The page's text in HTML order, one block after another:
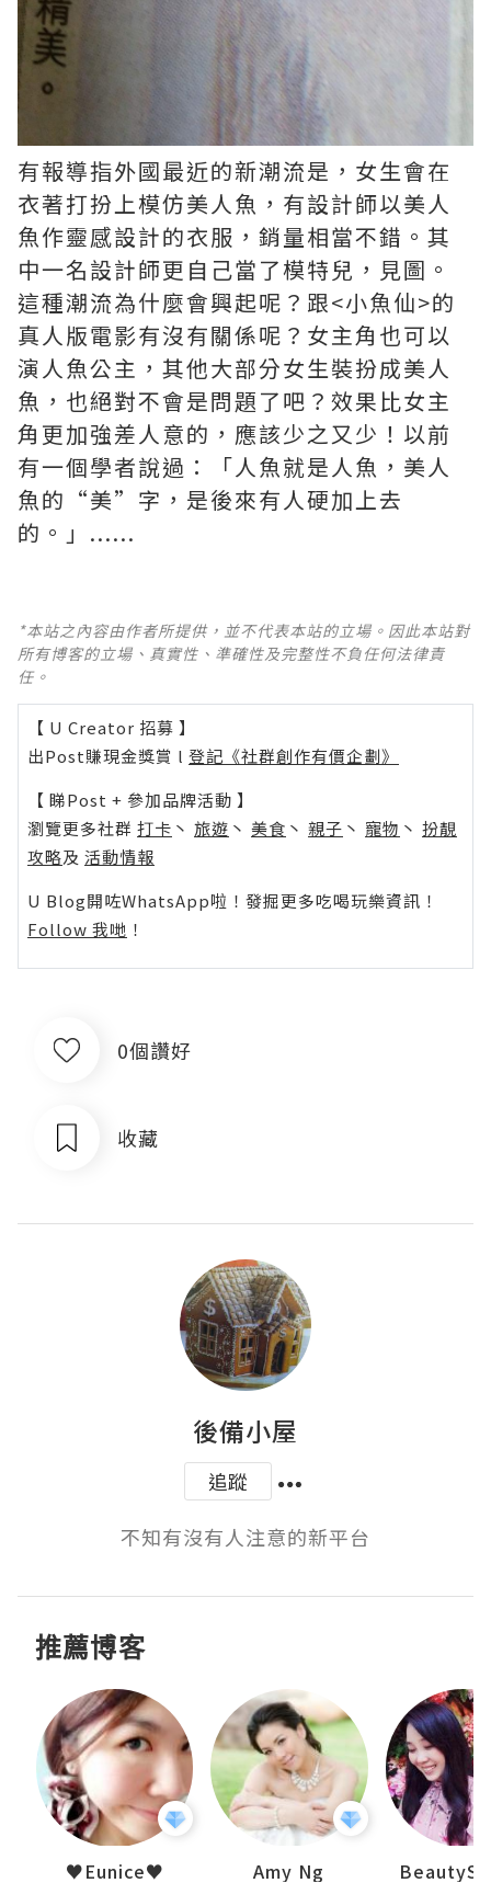
有報導指外國最近的新潮流是，女生會在
衣著打扮上模仿美人魚，有設計師以美人
魚作靈感設計的衣服，銷量相當不錯。其
中一名設計師更自己當了模特兒，見圖。
這種潮流為什麼會興起呢？跟<小魚仙>的
真人版電影有沒有關係呢？女主角也可以
演人魚公主，其他大部分女生裝扮成美人
魚，也絕對不會是問題了吧？效果比女主
角更加強差人意的，應該少之又少！以前
有一個學者說過：「人魚就是人魚，美人
魚的“美”字，是後來有人硬加上去
的。」......
*本站之內容由作者所提供，並不代表本站的立場。因此本站對
所有博客的立場、真實性、準確性及完整性不負任何法律責
任。
【 U Creator 招募 】
出Post賺現金獎賞 l 登記《社群創作有價企劃》
【 睇Post + 參加品牌活動 】
瀏覽更多社群 打卡 丶 旅遊 丶 美食 丶 親子 丶 寵物 丶 扮靚
攻略及 活動情報
U Blog開咗WhatsApp啦！發掘更多吃喝玩樂資訊！
Follow 我哋 ！
0個讚好
收藏
後備小屋
追蹤
不知有沒有人注意的新平台
推薦博客
♥Eunice♥ Amy Ng